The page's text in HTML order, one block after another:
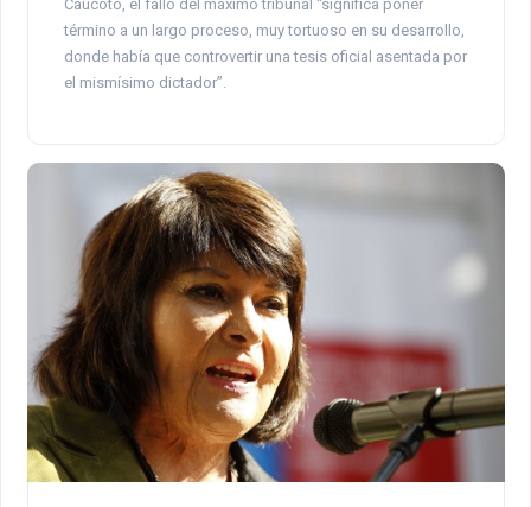
Caucoto, el fallo del máximo tribunal “significa poner
término a un largo proceso, muy tortuoso en su desarrollo,
donde había que controvertir una tesis oficial asentada por
el mismísimo dictador”.